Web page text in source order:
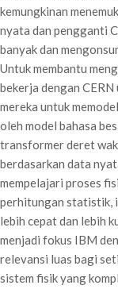
kemungkinan
nyata dan pengganti
banyak dan
Untuk membantu
bekerja dengan
mereka untuk
oleh model bahasa
transformer deret
berdasarkan data
mempelajari proses
perhitungan statistik,
lebih cepat dan lebih
menjadi fokus IBM
relevansi luas bagi
sistem fisik yang